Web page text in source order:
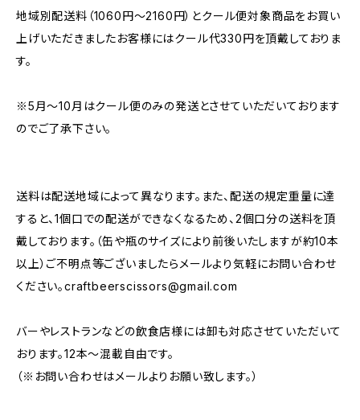
地域別配送料（1060円～2160円）とクール便対象商品をお買い
上げいただきましたお客様にはクール代330円を頂戴しておりま
す。
※5月～10月はクール便のみの発送とさせていただいております
のでご了承下さい。
送料は配送地域によって異なります。また、配送の規定重量に達
すると、1個口での配送ができなくなるため、2個口分の送料を頂
戴しております。（缶や瓶のサイズにより前後いたしますが約10本
以上）ご不明点等ございましたらメールより気軽にお問い合わせ
ください。craftbeerscissors@gmail.com
バーやレストランなどの飲食店様には卸も対応させていただいて
おります。12本～混載自由です。
（※お問い合わせはメールよりお願い致します。）